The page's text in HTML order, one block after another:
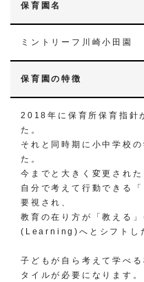
保育園名
ミントリーフ川崎小田園
保育園の特徴
2018年に保育所保育指針
た。
それと同時期に小中学校
た。
今までと大きく変更された
自分で考えて行動できる
要視され、
教育の在り方が「教える
(Learning)へとシフトし
子どもが自ら考えて学べ
タイルが必要になります。